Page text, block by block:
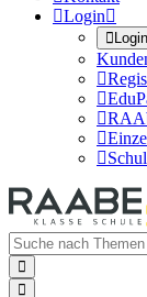
Login
Login






